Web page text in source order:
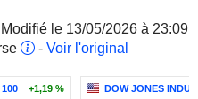
le 13/05/2026 à 23:09
- Voir l'original
+1,19 % DOW JONES